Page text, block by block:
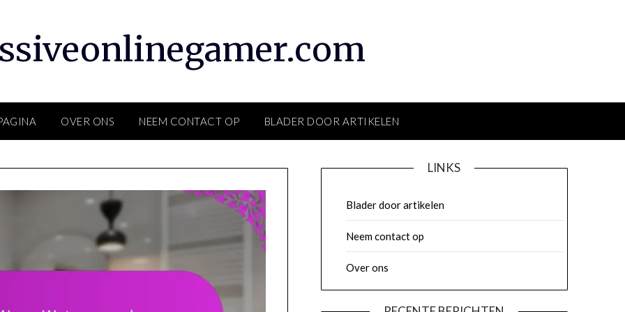
OVER ONS NEEM CONTACT OP BLADER DOOR ARTIKELEN
LINKS
Blader door artikelen
Neem contact op
Over ons